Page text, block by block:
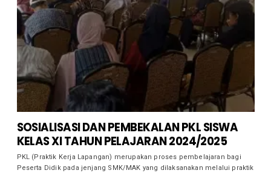
SOSIALISASI DAN PEMBEKALAN PKL SISWA
KELAS XI TAHUN PELAJARAN 2024/2025
PKL (Praktik Kerja Lapangan) merupakan proses pembelajaran bagi
Peserta Didik pada jenjang SMK/MAK yang dilaksanakan melalui praktik